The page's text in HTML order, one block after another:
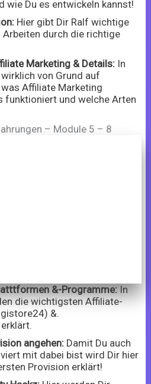
wie Du es entwickeln kannst!
Hier gibt Dir Ralf wichtige
durch die richtige
Marketing & Details: In
von Grund auf
Affiliate Marketing
funktioniert und welche Arten
– Module 5 – 8
&-Programme:In
die wichtigsten Affiliate-
&.
angehen: Damit Du auch
mit dabei bist wird Dir hier
Provision erklärt!